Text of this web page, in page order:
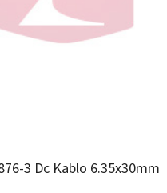
3 Dc Kablo 6.35x30mm